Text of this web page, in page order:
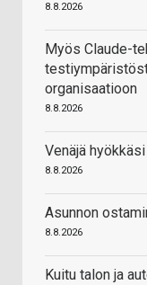
8.8.2026
Myös Claude-
organisaatioon
8.8.2026
Venäjä
8.8.2026
Asunnon
8.8.2026
Kuitu talon ja